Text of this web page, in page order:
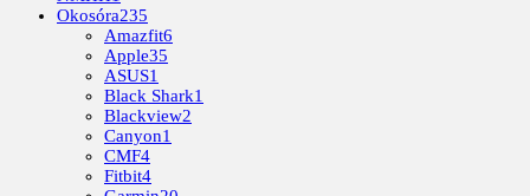
Okosóra235
Amazfit6
Apple35
ASUS1
Black Shark1
Blackview2
Canyon1
CMF4
Fitbit4